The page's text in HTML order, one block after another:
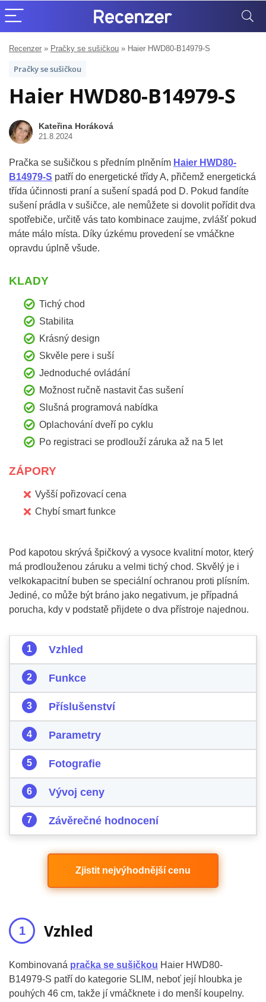
Recenzer » Pračky se sušičkou » Haier HWD80-B14979-S
Pračky se sušičkou
Haier HWD80-B14979-S
Kateřina Horáková
21.8.2024
Pračka se sušičkou s předním plněním Haier HWD80-
B14979-S patří do energetické třídy A, přičemž energetická
třída účinnosti praní a sušení spadá pod D. Pokud fandíte
sušení prádla v sušičce, ale nemůžete si dovolit pořídit dva
spotřebiče, určitě vás tato kombinace zaujme, zvlášť pokud
máte málo místa. Díky úzkému provedení se vmáčkne
opravdu úplně všude.
KLADY
Tichý chod
Stabilita
Krásný design
Skvěle pere i suší
Jednoduché ovládání
Možnost ručně nastavit čas sušení
Slušná programová nabídka
Oplachování dveří po cyklu
Po registraci se prodlouží záruka až na 5 let
ZÁPORY
Vyšší pořizovací cena
Chybí smart funkce
Pod kapotou skrývá špičkový a vysoce kvalitní motor, který
má prodlouženou záruku a velmi tichý chod. Skvělý je i
velkokapacitní buben se speciální ochranou proti plísním.
Jediné, co může být bráno jako negativum, je případná
porucha, kdy v podstatě přijdete o dva přístroje najednou.
Vzhled
Funkce
Příslušenství
Parametry
Fotografie
Vývoj ceny
Závěrečné hodnocení
Zjistit nejvýhodnější cenu
Vzhled
Kombinovaná pračka se sušičkou Haier HWD80-
B14979-S patří do kategorie SLIM, neboť její hloubka je
pouhých 46 cm, takže jí vmáčknete i do menší koupelny.